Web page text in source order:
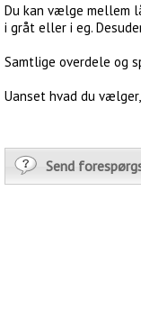
Du kan vælge mellem
i gråt eller i eg.
Samtlige overdele og
Uanset hvad du
Send